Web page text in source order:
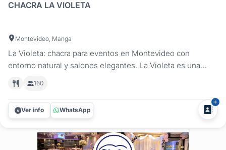
CHACRA LA VIOLETA
Montevideo, Manga
La Violeta: chacra para eventos en Montevideo con
entorno natural y salones elegantes. La Violeta es una
Montevideo, ideal para celebrar cumpleaños, aniversarios,
reuniones sociales, eventos empresariales y todo tipo de
celebraciones especiales....
160
Ver info WhatsApp